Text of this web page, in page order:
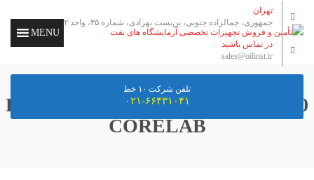
تهران
جمهوری، جمالزاده جنوبی، بن‌بست بهزادی، شماره ۳۵، واحد ۲
در تماس باشید
sales@oilinst.ir
تلفن شرکت ۱۰ خط
۰۲۱-۶۶۴۳۱۰۴۱
MENU
PERMEAMETER GAS, PERG-200
CORELAB